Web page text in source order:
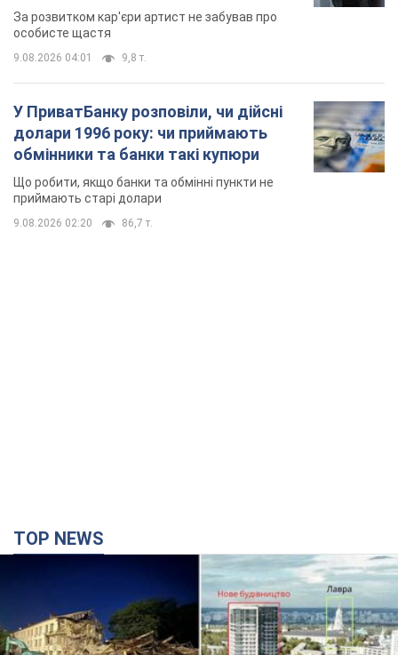
мають
За розвитком кар'єри артист не забував про
особисте щастя
9.08.2026 04:01 9,8 т.
У ПриватБанку розповіли, чи дійсні
долари 1996 року: чи приймають
обмінники та банки такі купюри
Що робити, якщо банки та обмінні пункти не
приймають старі долари
9.08.2026 02:20 86,7 т.
TOP NEWS